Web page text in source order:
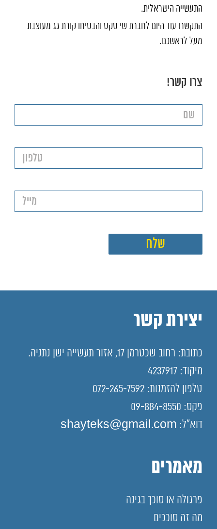
התעשייה הישראלית.
התקשרו עוד היום לחברת שי טקס והבטיחו קורת גג מעוצבת
מעל לראשכם.
צרו קשר!
יצירת קשר
כתובת: רחוב שכטרמן 17, אזור תעשייה ישן נתניה.
מיקוד: 4237917
טלפון להזמנות: 072-265-7592
פקס: 09-884-8550
דוא"ל: shayteks@gmail.com
מאמרים
פרגולה או סוכך בגינה
מה זה סוככים